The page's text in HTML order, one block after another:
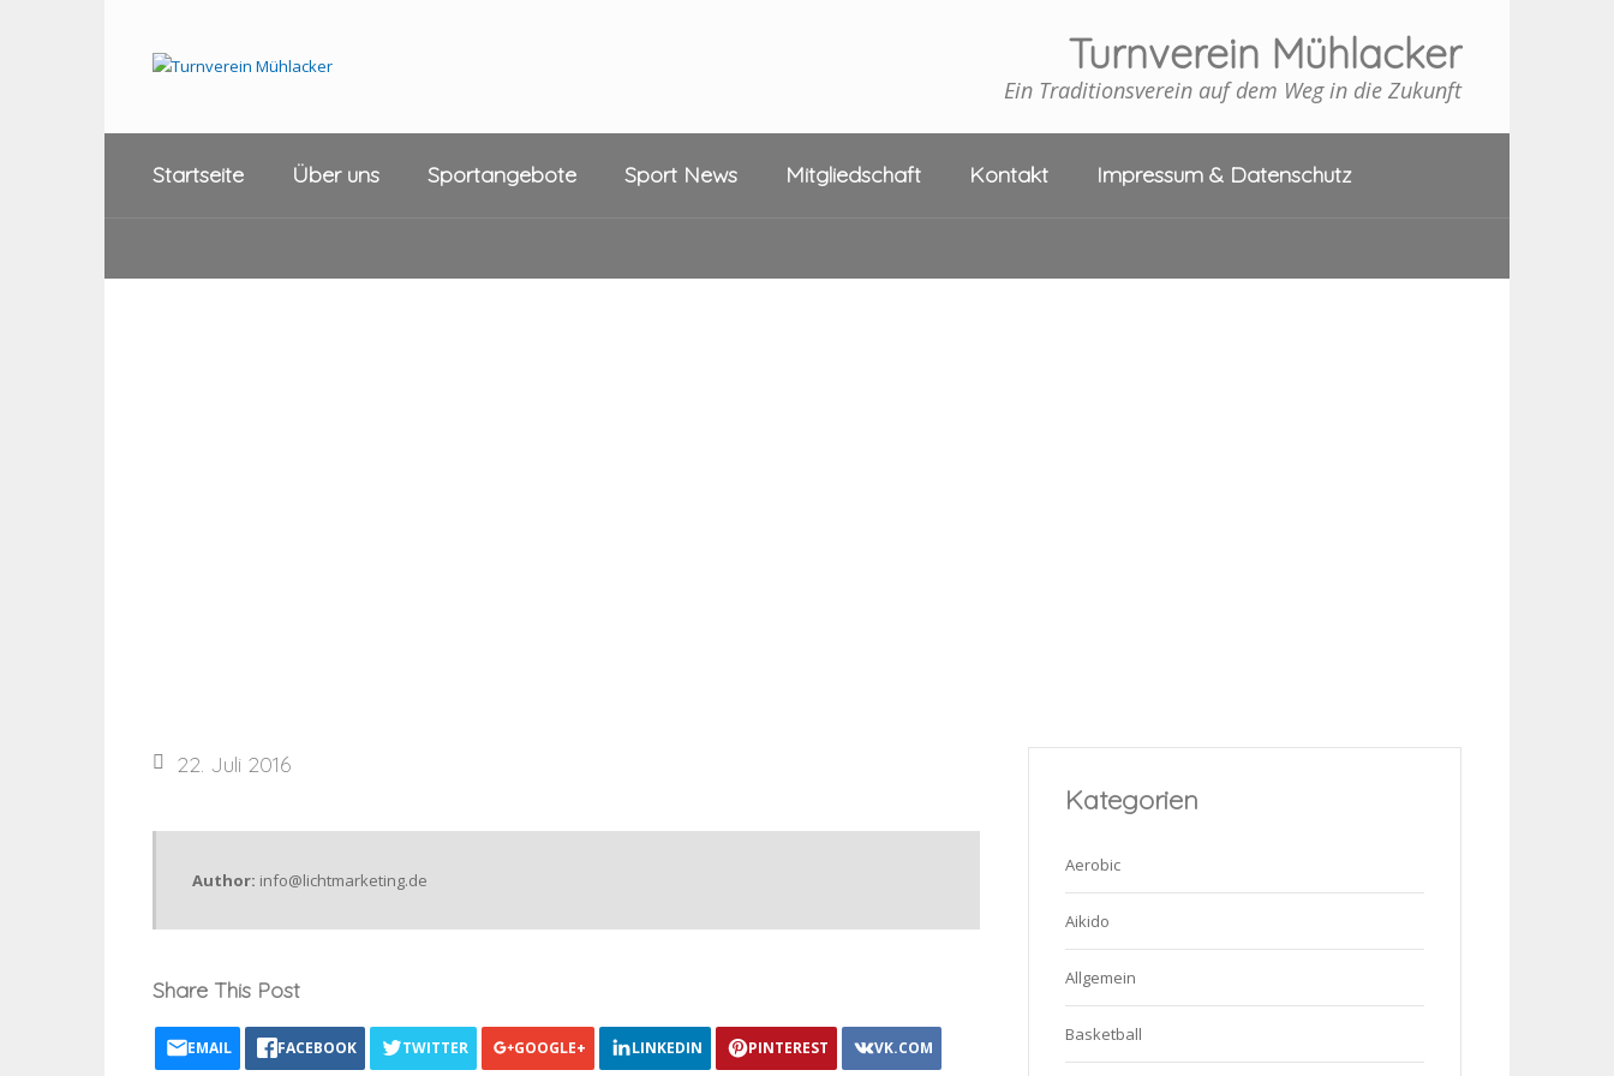
Turnverein Mühlacker
Ein Traditionsverein auf dem Weg in die Zukunft
Startseite Über uns Sportangebote Sport News Mitgliedschaft Kontakt Impressum & Datenschutz
22. Juli 2016
Author: info@lichtmarketing.de
Share This Post
EMAIL FACEBOOK TWITTER GOOGLE+ LINKEDIN PINTEREST VK.COM
Kategorien
Aerobic
Aikido
Allgemein
Basketball